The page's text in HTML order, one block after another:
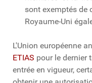
sont exemptés de
Royaume-Uni
L'Union européenne
ETIAS pour le dernier
entrée en vigueur,